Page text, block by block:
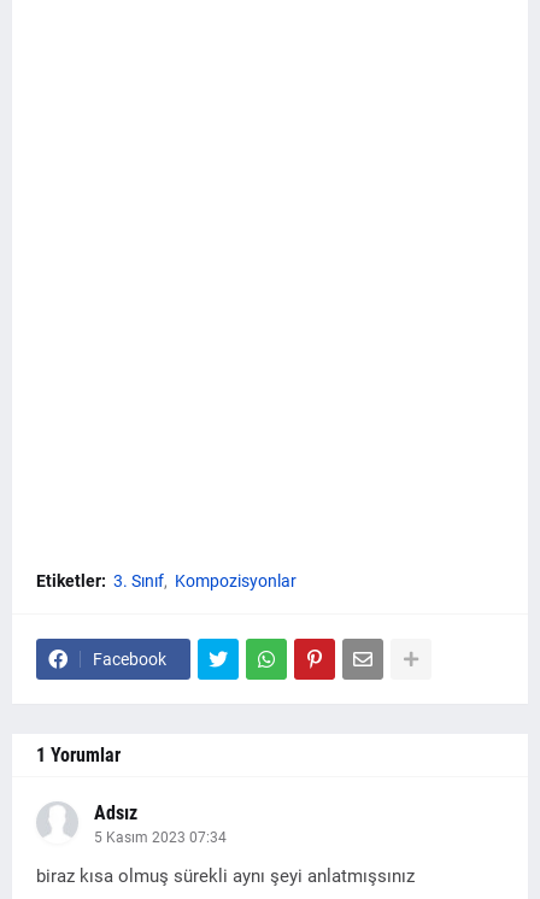
Etiketler: 3. Sınıf Kompozisyonlar
Facebook
1 Yorumlar
Adsız
5 Kasım 2023 07:34
biraz kısa olmuş sürekli aynı şeyi anlatmışsınız